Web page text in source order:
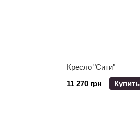
Кресло "Сити"
11 270 грн
Купить